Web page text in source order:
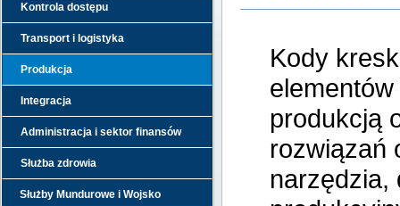
Kontrola dostępu
Transport i logistyka
Produkcja
Integracja
Administracja i sektor finansów
Służba zdrowia
Służby Mundurowe i Wojsko
Kody
produkcją
rozwiązań
narzędzia,